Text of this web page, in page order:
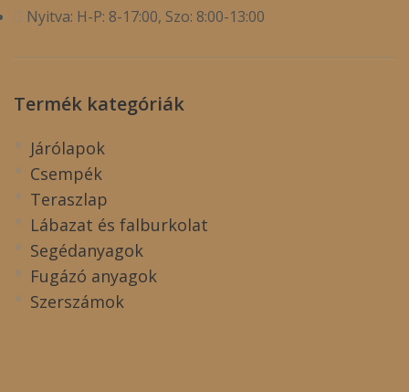
Nyitva: H-P: 8-17:00, Szo: 8:00-13:00
Termék kategóriák
Járólapok
Csempék
Teraszlap
Lábazat és falburkolat
Segédanyagok
Fugázó anyagok
Szerszámok